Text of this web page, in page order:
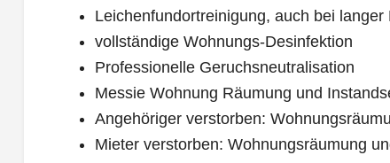
Leichenfundortreinigung, auch bei langer
vollständige Wohnungs-Desinfektion
Professionelle Geruchsneutralisation
Messie Wohnung Räumung und
Angehöriger verstorben:
Mieter verstorben: Wohnungsräumung